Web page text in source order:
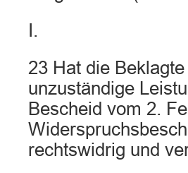
I.
23 Hat die
unzuständige
Bescheid vom 2.
rechtswidrig und